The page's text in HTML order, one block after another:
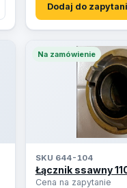
Dodaj do
Na zamówienie
SKU 644-104
Łącznik ssawny
Cena na zapytanie